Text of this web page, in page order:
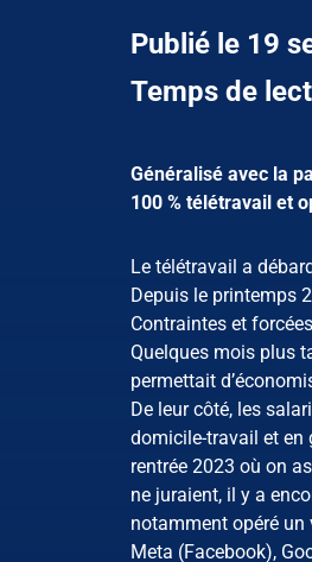
Publié le 19
Temps de
Généralisé avec la
100 % télétravail et
Le télétravail a
Depuis le printemps
Contraintes et
Quelques mois plus
permettait
De leur côté, les
domicile-travail et en
rentrée 2023 où on
ne juraient, il y a
notamment opéré un
Meta (Facebook),